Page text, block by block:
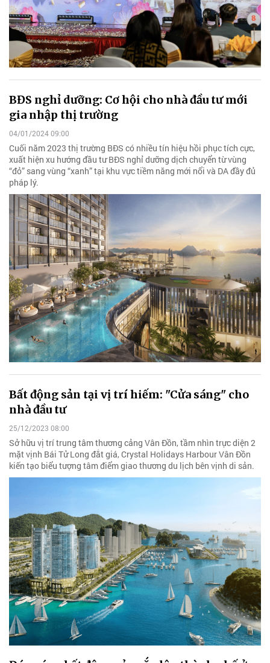
BĐS nghỉ dưỡng: Cơ hội cho nhà đầu tư mới
gia nhập thị trường
04/01/2024 09:00
Cuối năm 2023 thị trường BĐS có nhiều tín hiệu hồi phục tích cực,
xuất hiện xu hướng đầu tư BĐS nghỉ dưỡng dịch chuyển từ vùng
“đỏ” sang vùng “xanh” tại khu vực tiềm năng mới nổi và DA đầy đủ
pháp lý.
Bất động sản tại vị trí hiếm: "Cửa sáng" cho
nhà đầu tư
25/12/2023 08:00
Sở hữu vị trí trung tâm thương cảng Vân Đồn, tầm nhìn trực diện 2
mặt vịnh Bái Tử Long đắt giá, Crystal Holidays Harbour Vân Đồn
kiến tạo biểu tượng tâm điểm giao thương du lịch bên vịnh di sản.